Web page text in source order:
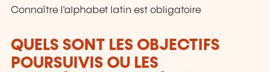
Connaître l'alphabet latin est obligatoire
QUELS SONT LES OBJECTIFS
POURSUIVIS OU LES